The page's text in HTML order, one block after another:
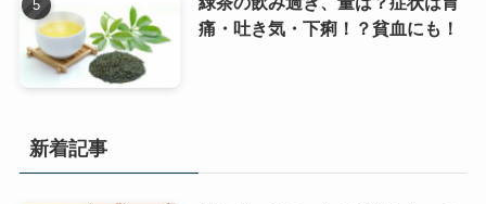
痛・吐き気・下痢！？貧血にも！
新着記事